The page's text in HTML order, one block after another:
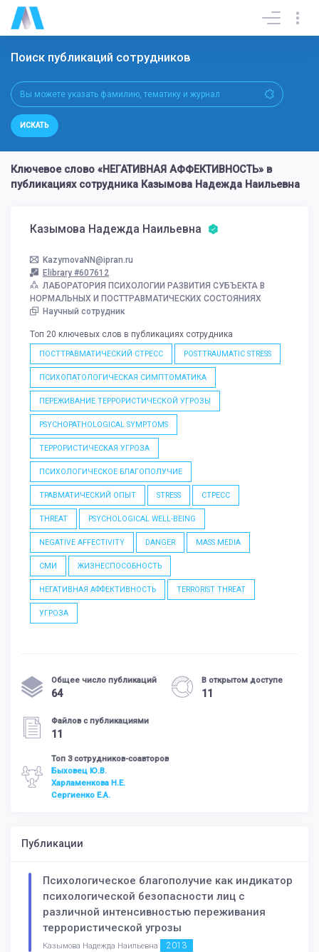
Поиск публикаций сотрудников
ИСКАТЬ
Ключевое слово «НЕГАТИВНАЯ АФФЕКТИВНОСТЬ» в
публикациях сотрудника Казымова Надежда Наильевна
Казымова Надежда Наильевна
KazymovaNN@ipran.ru
Elibrary #607612
ЛАБОРАТОРИЯ ПСИХОЛОГИИ РАЗВИТИЯ СУБЪЕКТА В
НОРМАЛЬНЫХ И ПОСТТРАВМАТИЧЕСКИХ СОСТОЯНИЯХ
Научный сотрудник
Топ 20 ключевых слов в публикациях сотрудника
ПОСТТРАВМАТИЧЕСКИЙ СТРЕСС POSTTRAUMATIC STRESS
ПСИХОПАТОЛОГИЧЕСКАЯ СИМПТОМАТИКА
ПЕРЕЖИВАНИЕ ТЕРРОРИСТИЧЕСКОЙ УГРОЗЫ
PSYCHOPATHOLOGICAL SYMPTOMS
ТЕРРОРИСТИЧЕСКАЯ УГРОЗА
ПСИХОЛОГИЧЕСКОЕ БЛАГОПОЛУЧИЕ
ТРАВМАТИЧЕСКИЙ ОПЫТ STRESS СТРЕСС
THREAT PSYCHOLOGICAL WELL-BEING
NEGATIVE AFFECTIVITY DANGER MASS MEDIA
СМИ ЖИЗНЕСПОСОБНОСТЬ
НЕГАТИВНАЯ АФФЕКТИВНОСТЬ TERRORIST THREAT
УГРОЗА
Общее число публикаций
64
В открытом доступе
11
Файлов с публикациями
11
Топ 3 сотрудников-соавторов
Быховец Ю.В.
Харламенкова Н.Е.
Сергиенко Е.А.
Публикации
Психологическое благополучие как индикатор
психологической безопасности лиц с
различной интенсивностью переживания
террористической угрозы
Казымова Надежда Наильевна 2013